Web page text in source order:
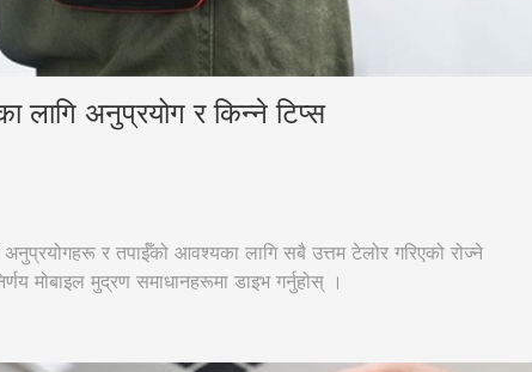
लागि अनुप्रयोग र किन्ने टिप्स
अनुप्रयोगहरू र तपाईँको आवश्यका लागि सबै उत्तम टेलोर गरिएको रोज्ने
मोबाइल मुद्रण समाधानहरूमा डाइभ गर्नुहोस् ।